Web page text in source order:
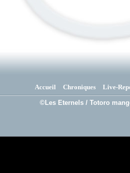
Accueil Chroniques Live-
©Les Eternels / Totoro